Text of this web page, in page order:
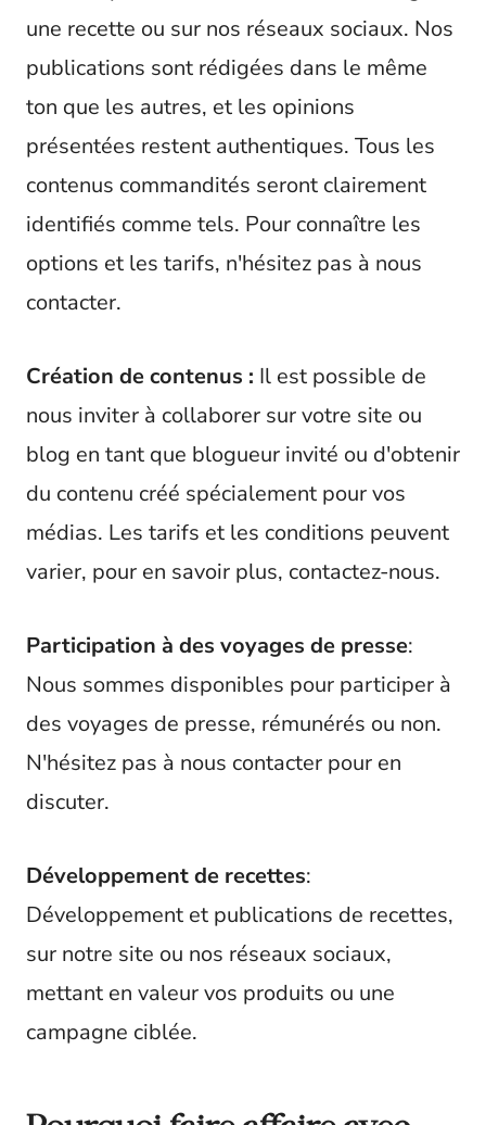
une recette ou sur nos réseaux sociaux. Nos
publications sont rédigées dans le même
ton que les autres, et les opinions
présentées restent authentiques. Tous les
contenus commandités seront clairement
identifiés comme tels. Pour connaître les
options et les tarifs, n'hésitez pas à nous
contacter.
Création de contenus : Il est possible de
nous inviter à collaborer sur votre site ou
blog en tant que blogueur invité ou d'obtenir
du contenu créé spécialement pour vos
médias. Les tarifs et les conditions peuvent
varier, pour en savoir plus, contactez-nous.
Participation à des voyages de presse:
Nous sommes disponibles pour participer à
des voyages de presse, rémunérés ou non.
N'hésitez pas à nous contacter pour en
discuter.
Développement de recettes:
Développement et publications de recettes,
sur notre site ou nos réseaux sociaux,
mettant en valeur vos produits ou une
campagne ciblée.